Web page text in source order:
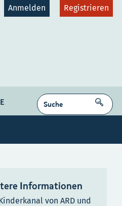
Anmelden Registrieren
SUCHEN
Plattformen
Informationen
von ARD und